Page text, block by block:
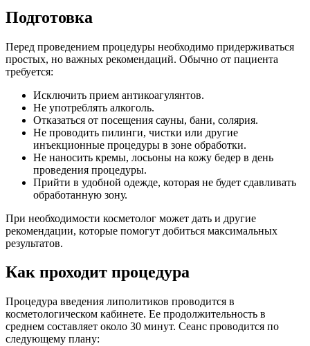
Подготовка
Перед проведением процедуры необходимо придерживаться
простых, но важных рекомендаций. Обычно от пациента
требуется:
Исключить прием антикоагулянтов.
Не употреблять алкоголь.
Отказаться от посещения сауны, бани, солярия.
Не проводить пилинги, чистки или другие
инъекционные процедуры в зоне обработки.
Не наносить кремы, лосьоны на кожу бедер в день
проведения процедуры.
Прийти в удобной одежде, которая не будет сдавливать
обработанную зону.
При необходимости косметолог может дать и другие
рекомендации, которые помогут добиться максимальных
результатов.
Как проходит процедура
Процедура введения липолитиков проводится в
косметологическом кабинете. Ее продолжительность в
среднем составляет около 30 минут. Сеанс проводится по
следующему плану: